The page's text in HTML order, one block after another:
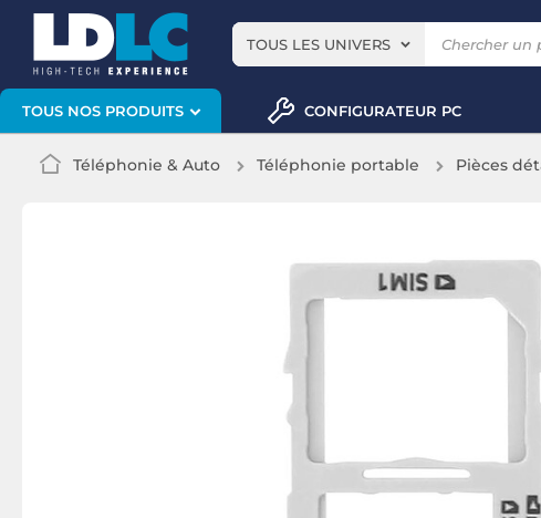
TOUS LES UNIVERS
TOUS NOS PRODUITS CONFIGURATEUR PC
Téléphonie & Auto Téléphonie portable Pièces